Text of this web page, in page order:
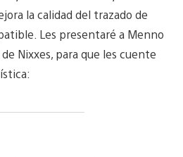
la calidad del trazado de
Les presentaré a Menno
Nixxes, para que les cuente